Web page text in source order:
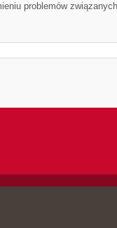
problemów